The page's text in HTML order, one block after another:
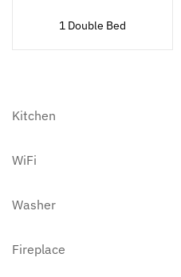
1 Double Bed
Kitchen
WiFi
Washer
Fireplace